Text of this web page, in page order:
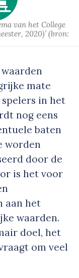
van het College
2020)’ (bron:
mate
in het
nog eens
baten
worden
door de
is het voor
aan het
waarden.
doel, het
om veel